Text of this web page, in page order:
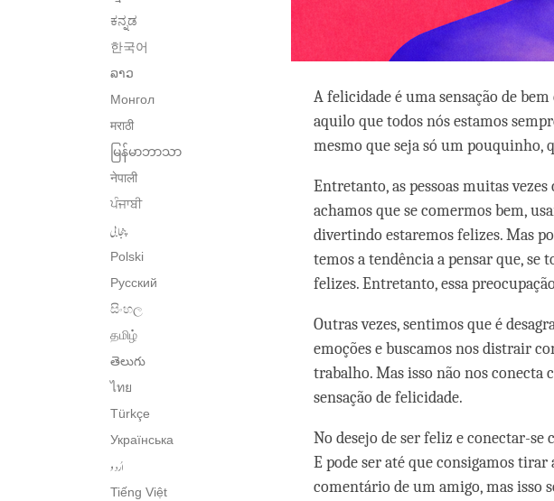
ಕನ್ನಡ
한국어
ລາວ
Монгол
मराठी
မြန်မာဘာသာ
नेपाली
ਪੰਜਾਬੀ
پنجابی
Polski
Русский
සිංහල
தமிழ்
తెలుగు
ไทย
Türkçe
Українська
اُردو
Tiếng Việt
A felicidade é uma sensação de
aquilo que todos nós estamos
mesmo que seja só um pouquinho,
Entretanto, as pessoas muitas
achamos que se comermos bem,
divertindo estaremos felizes. Mas
temos a tendência a pensar que, se
felizes. Entretanto, essa
Outras vezes, sentimos que é
emoções e buscamos nos distrair
trabalho. Mas isso não nos conecta
sensação de felicidade.
No desejo de ser feliz e conectar-
E pode ser até que consigamos
comentário de um amigo, mas isso